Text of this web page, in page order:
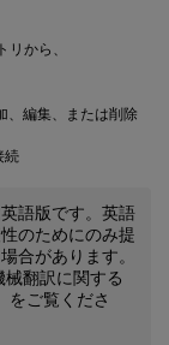
から、
、編集、または削除
続
語版です。英語
のためにのみ提
合があります。
械翻訳に関する
ご覧くださ